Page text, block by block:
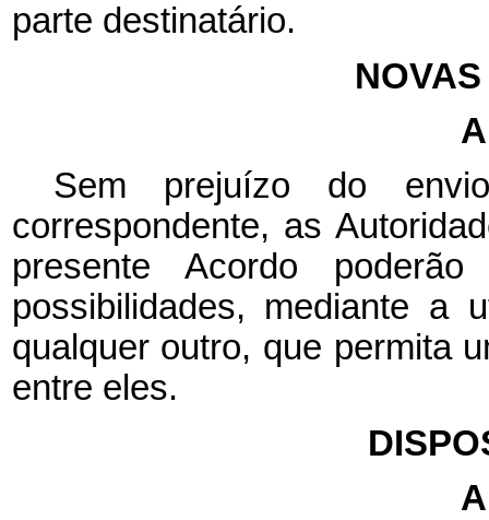
parte destinatário.
Sem prejuízo do
correspondente, as
presente Acordo
possibilidades, mediante a
qualquer outro, que permita
entre eles.